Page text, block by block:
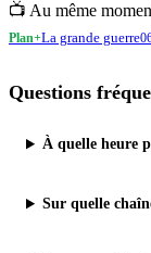
📺 Au même
Plan+La grande guerre
Questions
À quelle heure
Sur quelle